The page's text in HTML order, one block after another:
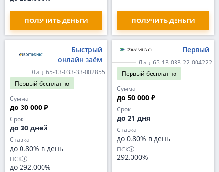
ПОЛУЧИТЬ ДЕНЬГИ ПОЛУЧИТЬ ДЕНЬГИ
Быстрый
онлайн заём
Лиц. 65-13-033-33-002855
Первый бесплатно
Сумма
до 30 000 ₽
Срок
до 30 дней
Ставка
до 0.80% в день
ПСК
до 292.000%
Первый
Лиц. 65-13-033-22-004222
Первый бесплатно
Сумма
до 50 000 ₽
Срок
до 21 дня
Ставка
до 0.80% в день
ПСК
292.000%